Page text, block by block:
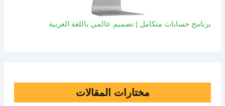
برنامج حسابات متكامل | تصميم عالمي باللغة العربية
مختارات المقالات